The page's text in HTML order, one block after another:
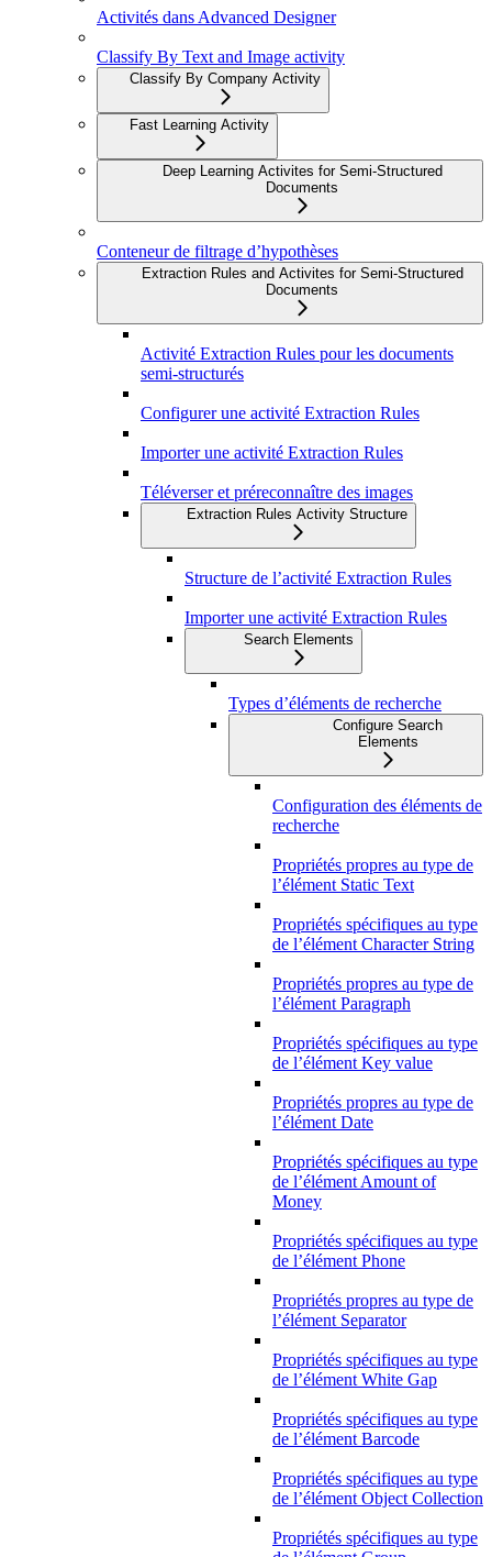
Activités dans Advanced Designer
Classify By Text and Image activity
Classify By Company Activity
Fast Learning Activity
Deep Learning Activites for Semi-Structured
Documents
Conteneur de filtrage d’hypothèses
Extraction Rules and Activites for Semi-Structured
Documents
Activité Extraction Rules pour les documents
semi-structurés
Configurer une activité Extraction Rules
Importer une activité Extraction Rules
Téléverser et préreconnaître des images
Extraction Rules Activity Structure
Structure de l’activité Extraction Rules
Importer une activité Extraction Rules
Search Elements
Types d’éléments de recherche
Configure Search
Elements
Configuration des éléments de
recherche
Propriétés propres au type de
l’élément Static Text
Propriétés spécifiques au type
de l’élément Character String
Propriétés propres au type de
l’élément Paragraph
Propriétés spécifiques au type
de l’élément Key value
Propriétés propres au type de
l’élément Date
Propriétés spécifiques au type
de l’élément Amount of
Money
Propriétés spécifiques au type
de l’élément Phone
Propriétés propres au type de
l’élément Separator
Propriétés spécifiques au type
de l’élément White Gap
Propriétés spécifiques au type
de l’élément Barcode
Propriétés spécifiques au type
de l’élément Object Collection
Propriétés spécifiques au type